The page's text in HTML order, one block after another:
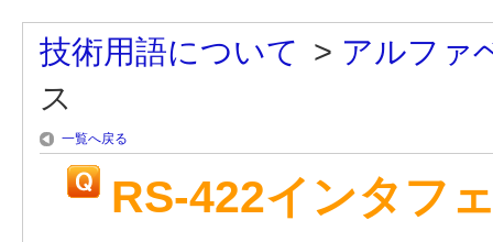
技術用語について > アルファ
ス
一覧へ戻る
RS-422インタフ